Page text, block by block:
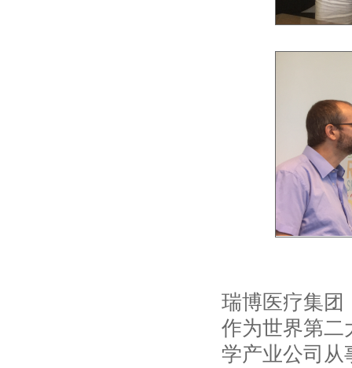
瑞博医疗集团
作为世界第二
学产业公司从